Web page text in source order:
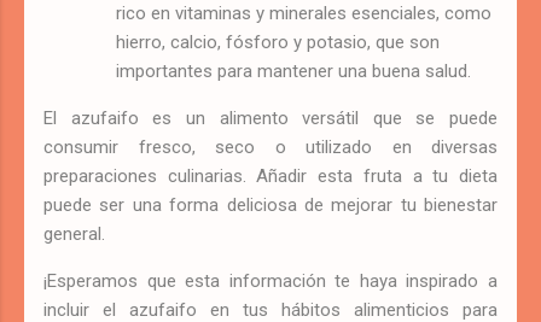
rico en vitaminas y minerales esenciales, como
hierro, calcio, fósforo y potasio, que son
importantes para mantener una buena salud.
El azufaifo es un alimento versátil que se puede
consumir fresco, seco o utilizado en diversas
preparaciones culinarias. Añadir esta fruta a tu dieta
puede ser una forma deliciosa de mejorar tu bienestar
general.
¡Esperamos que esta información te haya inspirado a
incluir el azufaifo en tus hábitos alimenticios para